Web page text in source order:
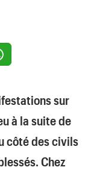
sur
à la suite de
côté des civils
Chez